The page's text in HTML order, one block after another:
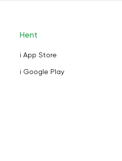
Hent
i App Store
i Google Play